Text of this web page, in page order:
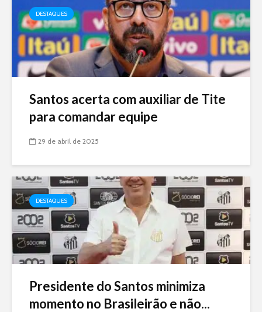
DESTAQUES
Santos acerta com auxiliar de Tite
para comandar equipe
29 de abril de 2025
DESTAQUES
Presidente do Santos minimiza
momento no Brasileirão e não...